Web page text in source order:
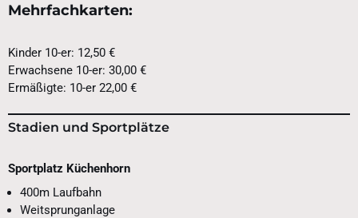
Mehrfachkarten:
Kinder 10-er: 12,50 €
Erwachsene 10-er: 30,00 €
Ermäßigte: 10-er 22,00 €
Stadien und Sportplätze
Sportplatz Küchenhorn
400m Laufbahn
Weitsprunganlage